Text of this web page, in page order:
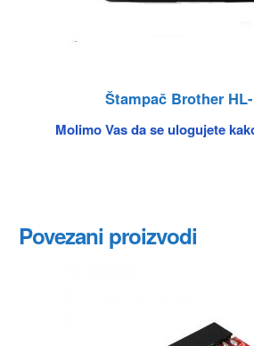
Štampač Brother
Molimo Vas da se ulogujete
Povezani proizvodi